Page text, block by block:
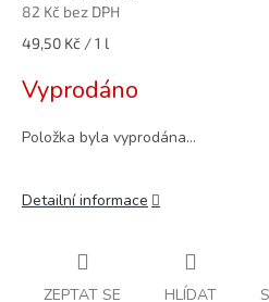
82 Kč bez DPH
Měrná
49,50 Kč / 1 l
Vyprodáno
Položka byla vyprodána…
Detailní informace
ZEPTAT SE HLÍDAT